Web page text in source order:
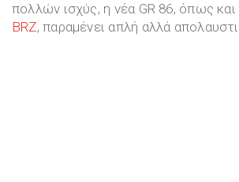
πολλών ισχύς, η νέα GR 86, όπως
BRZ, παραμένει απλή αλλά